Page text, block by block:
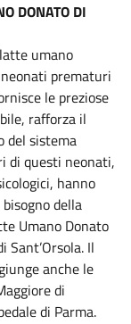
DONATO DI
umano
prematuri
le preziose
rafforza il
del sistema
di questi neonati,
hanno
della
Umano Donato
Sant’Orsola. Il
anche le
di
di Parma.